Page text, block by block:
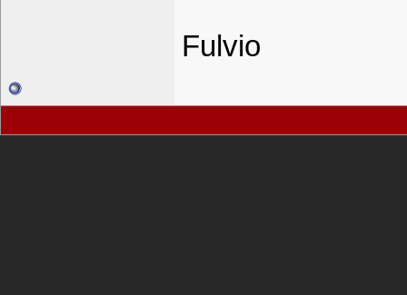
Fulvio